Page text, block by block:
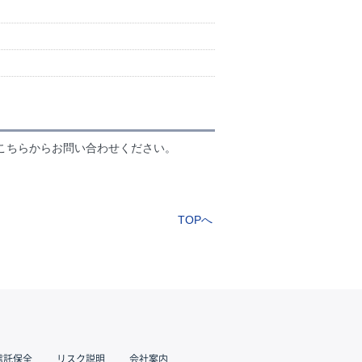
らからお問い合わせください。
TOPへ
託保全 リスク説明 会社案内